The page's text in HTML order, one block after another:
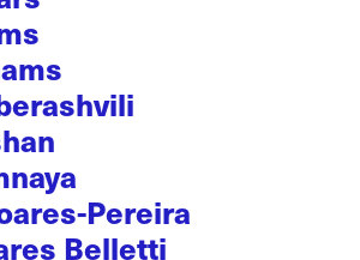
Pereira
Belletti